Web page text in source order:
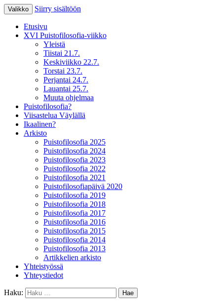
Puistofilosofia
15.-19.7.2025
Valikko Siirry sisältöön
Etusivu
XVI Puistofilosofia-viikko
Yleistä
Tiistai 21.7.
Keskiviikko 22.7.
Torstai 23.7.
Perjantai 24.7.
Lauantai 25.7.
Muuta ohjelmaa
Puistofilosofia?
Viisastelua Väylällä
Ikaalinen?
Arkisto
Puistofilosofia 2025
Puistofilosofia 2024
Puistofilosofia 2023
Puistofilosofia 2022
Puistofilosofia 2021
Puistofilosofiapäivä 2020
Puistofilosofia 2019
Puistofilosofia 2018
Puistofilosofia 2017
Puistofilosofia 2016
Puistofilosofia 2015
Puistofilosofia 2014
Puistofilosofia 2013
Artikkelien arkisto
Yhteistyössä
Yhteystiedot
Haku: